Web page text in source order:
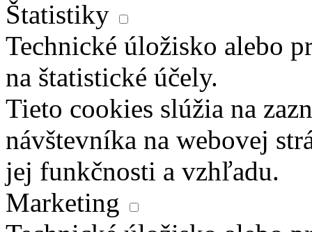
Štatistiky
Technické úložisko alebo
na štatistické účely.
Tieto cookies slúžia na
návštevníka na webovej
jej funkčnosti a vzhľadu.
Marketing